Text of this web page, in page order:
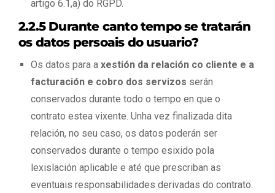
artigo 6.1,a) do RGPD.
2.2.5 Durante canto tempo se tratarán
os datos persoais do usuario?
Os datos para a xestión da relación co cliente e a
facturación e cobro dos servizos serán
conservados durante todo o tempo en que o
contrato estea vixente. Unha vez finalizada dita
relación, no seu caso, os datos poderán ser
conservados durante o tempo esixido pola
lexislación aplicable e até que prescriban as
eventuais responsabilidades derivadas do contrato.